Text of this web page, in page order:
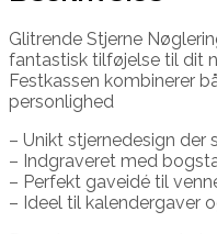
Glitrende Stjerne
fantastisk tilføjelse til dit
Festkassen kombinerer
personlighed
– Unikt stjernedesign der
– Indgraveret med
– Perfekt gaveidé til
– Ideel til kalendergaver